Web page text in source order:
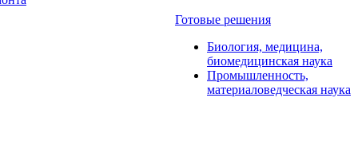
Готовые решения
Биология, медицина,
биомедицинская наука
Промышленность,
материаловедческая наука